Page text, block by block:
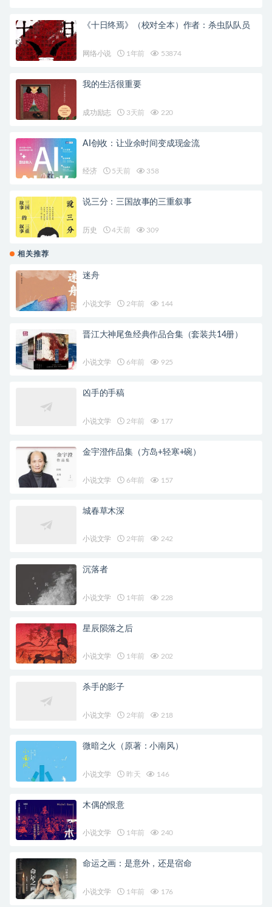
《十日终焉》（校对全本）作者：杀虫队队员
网络小说 1年前 53874
我的生活很重要
成功励志 3天前 220
AI创收：让业余时间变成现金流
经济 5天前 358
说三分：三国故事的三重叙事
历史 4天前 309
相关推荐
迷舟
小说文学 2年前 144
晋江大神尾鱼经典作品合集（套装共14册）
小说文学 6年前 925
凶手的手稿
小说文学 2年前 177
金宇澄作品集（方岛+轻寒+碗）
小说文学 6年前 157
城春草木深
小说文学 2年前 242
沉落者
小说文学 1年前 228
星辰陨落之后
小说文学 1年前 202
杀手的影子
小说文学 2年前 218
微暗之火（原著：小南风）
小说文学 昨天 146
木偶的恨意
小说文学 1年前 240
命运之画：是意外，还是宿命
小说文学 1年前 176